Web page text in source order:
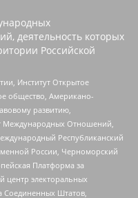
деятельность которых
Российской
Институт Открытое
общество, Американо-
развитию,
Международных Отношений,
Республиканский
России, Черноморский
Платформа за
электоральных
Соединенных Штатов,